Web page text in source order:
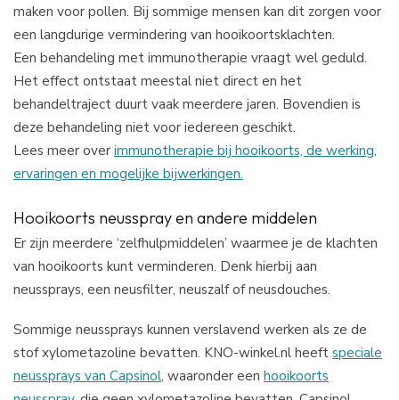
maken voor pollen. Bij sommige mensen kan dit zorgen voor
een langdurige vermindering van hooikoortsklachten.
Een behandeling met immunotherapie vraagt wel geduld.
Het effect ontstaat meestal niet direct en het
behandeltraject duurt vaak meerdere jaren. Bovendien is
deze behandeling niet voor iedereen geschikt.
Lees meer overimmunotherapie bij hooikoorts, de werking,
ervaringen en mogelijke bijwerkingen.
Hooikoorts neusspray en andere middelen
Er zijn meerdere ‘zelfhulpmiddelen’ waarmee je de klachten
van hooikoorts kunt verminderen. Denk hierbij aan
neussprays, een neusfilter, neuszalf of neusdouches.
Sommige neussprays kunnen verslavend werken als ze de
stof xylometazoline bevatten. KNO-winkel.nl heeftspeciale
neussprays van Capsinol, waaronder een hooikoorts